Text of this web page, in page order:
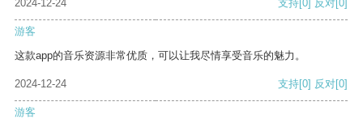
2024-12-24
支持[0] 反对[0]
游客
这款app的音乐资源非常优质，可以让我尽情享受音乐的魅力。
2024-12-24 支持[0] 反对[0]
游客